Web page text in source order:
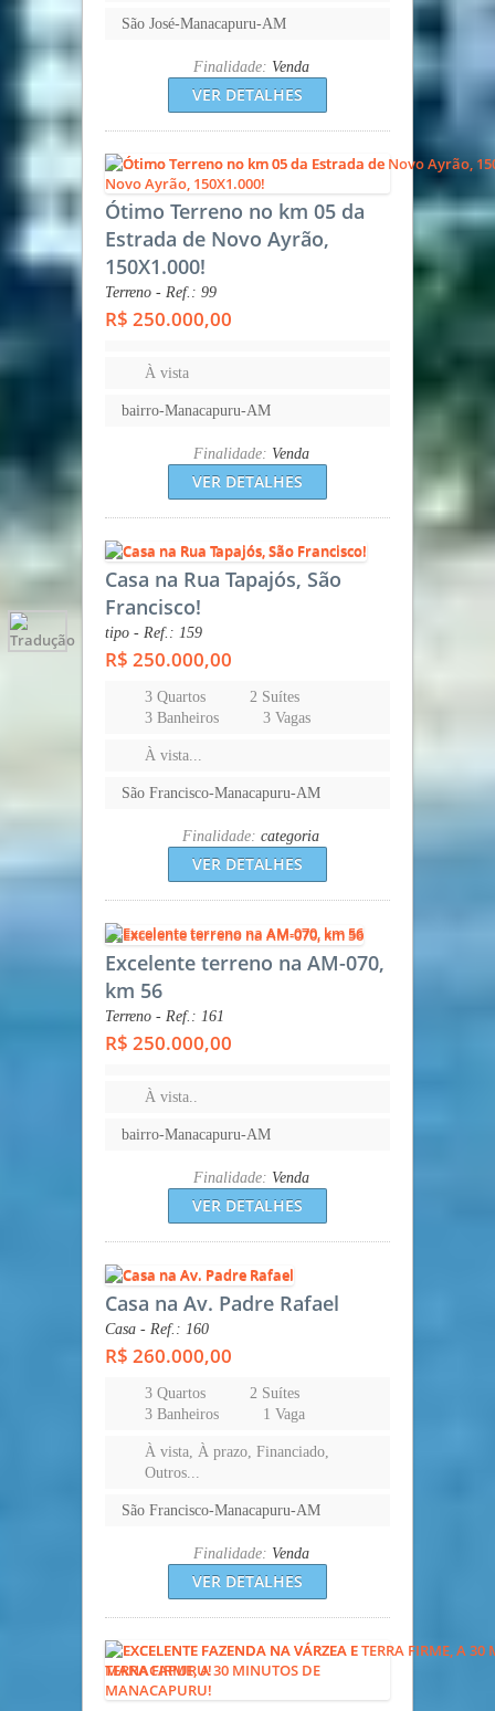
São José-Manacapuru-AM
Finalidade: Venda
VER DETALHES
Ótimo Terreno no km 05 da
Estrada de Novo Ayrão,
150X1.000!
Terreno - Ref.: 99
R$ 250.000,00
À vista
bairro-Manacapuru-AM
Finalidade: Venda
VER DETALHES
Casa na Rua Tapajós, São
Francisco!
tipo - Ref.: 159
R$ 250.000,00
3 Quartos
2 Suítes
3 Banheiros
3 Vagas
À vista...
São Francisco-Manacapuru-AM
Finalidade: categoria
VER DETALHES
Excelente terreno na AM-070,
km 56
Terreno - Ref.: 161
R$ 250.000,00
À vista..
bairro-Manacapuru-AM
Finalidade: Venda
VER DETALHES
Casa na Av. Padre Rafael
Casa - Ref.: 160
R$ 260.000,00
3 Quartos
2 Suítes
3 Banheiros
1 Vaga
À vista, À prazo, Financiado,
Outros...
São Francisco-Manacapuru-AM
Finalidade: Venda
VER DETALHES